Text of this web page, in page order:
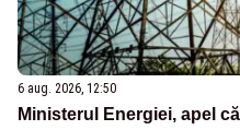
6 aug. 2026, 12:50
Ministerul Energiei, apel